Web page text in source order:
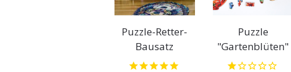
Puzzle-Retter-
Bausatz
Puzzle
"Gartenblüten"